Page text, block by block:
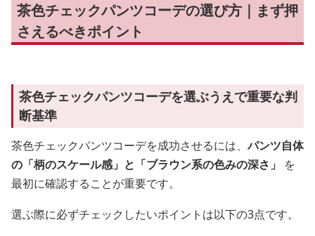
茶色チェックパンツコーデの選び方｜まず押
さえるべきポイント
茶色チェックパンツコーデを選ぶうえで重要な判
断基準
茶色チェックパンツコーデを成功させるには、パンツ自体
の「柄のスケール感」と「ブラウン系の色みの深さ」
を
最初に確認することが重要です。
選ぶ際に必ずチェックしたいポイントは以下の3点です。